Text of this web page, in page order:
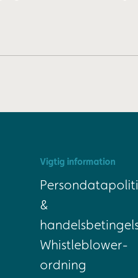
Vigtig information
&
Whistleblower-
ordning